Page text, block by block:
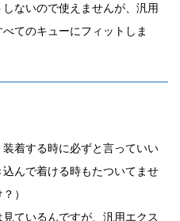
ないので使えませんが、汎用
てのキューにフィットしま
着する時に必ずと言っていい
んで着ける時もたついてませ
）
ているんですが、汎用エクス